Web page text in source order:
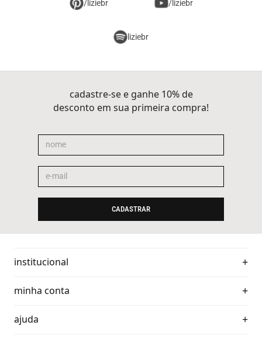
/liziebr /liziebr
liziebr
cadastre-se e ganhe 10% de
desconto em sua primeira compra!
CADASTRAR
institucional
minha conta
ajuda